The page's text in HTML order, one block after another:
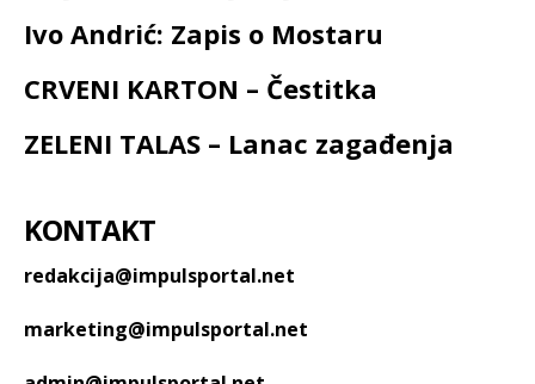
Ivo Andrić: Zapis o Mostaru
CRVENI KARTON – Čestitka
ZELENI TALAS – Lanac zagađenja
KONTAKT
redakcija@impulsportal.net
marketing@impulsportal.net